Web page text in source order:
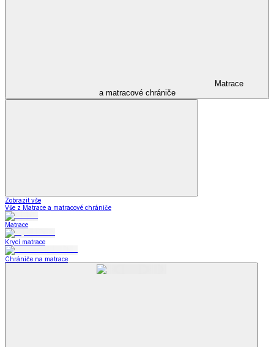
Matrace
a matracové chrániče
Zobrazit vše
Vše z Matrace a matracové chrániče
Matrace
Krycí matrace
Chrániče na matrace